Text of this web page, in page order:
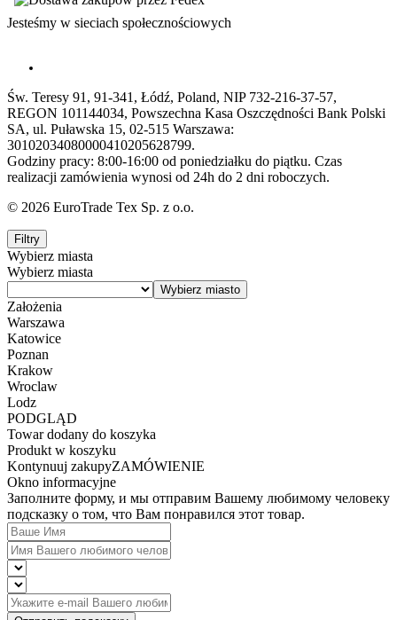
Jesteśmy w sieciach społecznościowych
Św. Teresy 91, 91-341, Łódź, Poland, NIP 732-216-37-57,
REGON 101144034, Powszechna Kasa Oszczędności Bank Polski
SA, ul. Puławska 15, 02-515 Warszawa:
30102034080000410205628799.
Godziny pracy: 8:00-16:00 od poniedziałku do piątku. Czas
realizacji zamówienia wynosi od 24h do 2 dni roboczych.
© 2026 EuroTrade Tex Sp. z o.o.
Filtry
Wybierz miasta
Wybierz miasta
Założenia
Warszawa
Katowice
Poznan
Krakow
Wroclaw
Lodz
PODGLĄD
Towar dodany do koszyka
Produkt w koszyku
Kontynuuj zakupyZAMÓWIENIE
Okno informacyjne
Заполните форму, и мы отправим Вашему любимому человеку
подсказку о том, что Вам понравился этот товар.